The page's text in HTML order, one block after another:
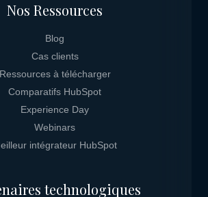
Nos Ressources
Blog
Cas clients
Ressources à télécharger
Comparatifs HubSpot
Experience Day
Webinars
intégrateur HubSpot
technologiques